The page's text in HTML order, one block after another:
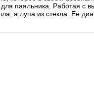
паяльника. Работая с
а лупа из стекла. Её